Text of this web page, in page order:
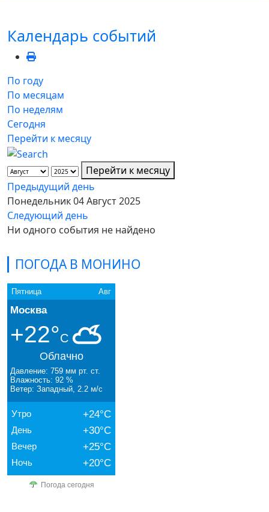
ПОГОДА В МОНИНО
Пятница Авг
Москва
+22°C
Облачно
Давление: 759 мм рт. ст.
Влажность: 92 %
Ветер: Западный, 2.2 м/с
Утро +24°C
День +30°C
Вечер +25°C
Ночь +20°C
Погода сегодня
Календарь событий
По году
По месяцам
По неделям
Сегодня
Перейти к месяцу
Перейти к месяцу
Предыдущий день
Понедельник 04 Август 2025
Следующий день
Ни одного события не найдено